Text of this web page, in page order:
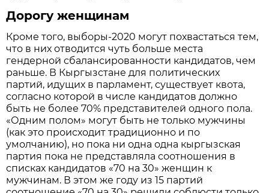
Дорогу женщинам
Кроме того, выборы-2020 могут похвастаться тем,
что в них отводится чуть больше места
гендерной сбалансированности кандидатов, чем
раньше. В Кыргызстане для политических
партий, идущих в парламент, существует квота,
согласно которой в числе кандидатов должно
быть не более 70% представителей одного пола.
«Одним полом» могут быть не только мужчины
(как это происходит традиционно и по
умолчанию), но пока ни одна одна кыргызская
партия пока не представляла соотношения в
списках кандидатов «70 на 30» женщин к
мужчинам. В этом же году из 15 партий